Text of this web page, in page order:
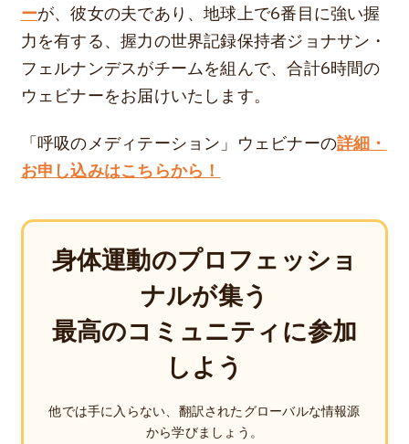
ーが、彼女の夫であり、地球上で6番目に強い握
力を有する、握力の世界記録保持者ジョナサン・
フェルナンデスがチームを組んで、合計6時間の
ウェビナーをお届けいたします。
「呼吸のメディテーション」ウェビナーの詳細・
お申し込みはこちらから！
身体運動のプロフェッショ
ナルが集う
最高のコミュニティに参加
しよう
他では手に入らない、翻訳されたグローバルな情報源
から学びましょう。